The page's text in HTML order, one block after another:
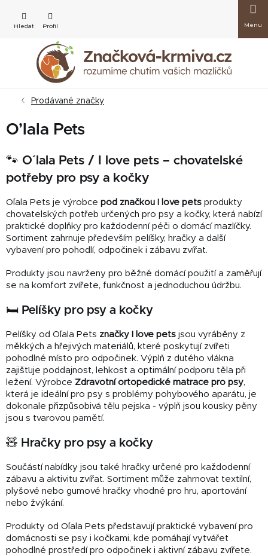
obsah
košík
Prodávané značky
O’lala Pets
🐾 O´lala Pets / I love pets – chovatelské
potřeby pro psy a kočky
O´lala Pets je výrobce pod značkou I love pets produkty
chovatelských potřeb určených pro psy a kočky, která nabízí
praktické doplňky pro každodenní péči o domácí mazlíčky.
Sortiment zahrnuje především pelíšky, hračky a další
vybavení pro pohodlí, odpočinek i zábavu zvířat.
Produkty jsou navrženy pro běžné domácí použití a zaměřují
se na komfort zvířete, funkčnost a jednoduchou údržbu.
🛏️ Pelíšky pro psy a kočky
Pelíšky od O´lala Pets značky I love pets jsou vyráběny z
měkkých a hřejivých materiálů, které poskytují zvířeti
pohodlné místo pro odpočinek. Výplň z dutého vlákna
zajišťuje poddajnost, lehkost a optimální podporu těla při
ležení. Výrobce Zdravotní ortopedické matrace pro psy,
která je ideální pro psy s problémy pohybového aparátu, je
dokonale přizpůsobivá tělu pejska - výplň jsou kousky pěny
jsou s tvarovou pamětí.
🧸 Hračky pro psy a kočky
Součástí nabídky jsou také hračky určené pro každodenní
zábavu a aktivitu zvířat. Sortiment může zahrnovat textilní,
plyšové nebo gumové hračky vhodné pro hru, aportování
nebo žvýkání.
Produkty od O´lala Pets představují praktické vybavení pro
domácnosti se psy i kočkami, kde pomáhají vytvářet
pohodlné prostředí pro odpočinek i aktivní zábavu zvířete.